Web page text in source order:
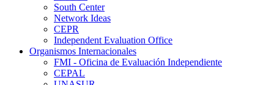
South Center
Network Ideas
CEPR
Independent Evaluation Office
Organismos Internacionales
FMI - Oficina de Evaluación Independiente
CEPAL